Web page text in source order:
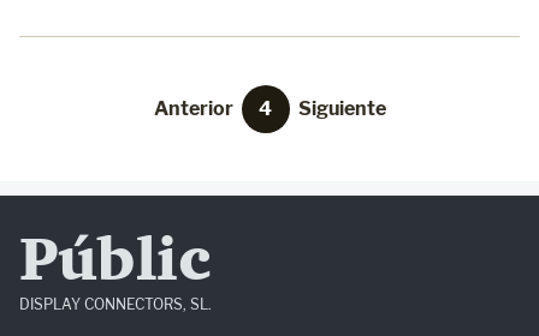
Anterior 4 Siguiente
Públic
DISPLAY CONNECTORS, SL.